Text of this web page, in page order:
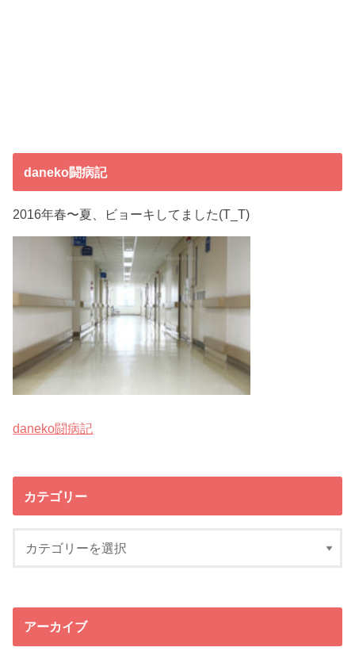
daneko闘病記
2016年春〜夏、ビョーキしてました(T_T)
daneko闘病記
カテゴリー
アーカイブ